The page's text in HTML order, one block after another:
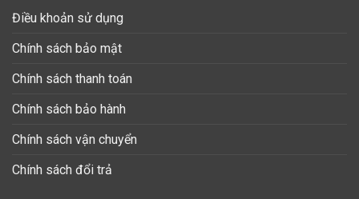
Điều khoản sử dụng
Chính sách bảo mật
Chính sách thanh toán
Chính sách bảo hành
Chính sách vận chuyển
Chính sách đổi trả